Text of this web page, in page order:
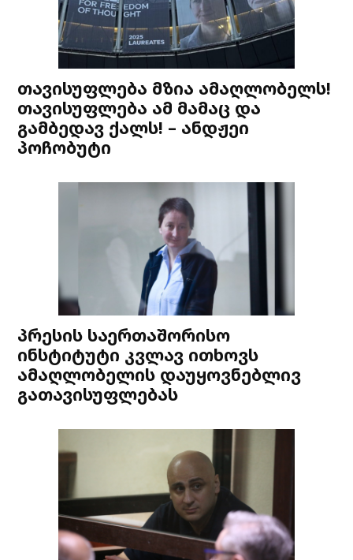
თავისუფლება მზია ამაღლობელს!
თავისუფლება ამ მამაც და
გამბედავ ქალს! – ანდჟეი
პოჩობუტი
პრესის საერთაშორისო
ინსტიტუტი კვლავ ითხოვს
ამაღლობელის დაუყოვნებლივ
გათავისუფლებას